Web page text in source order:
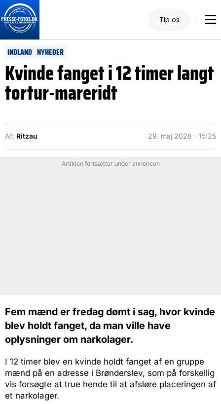
Tip os
INDLAND NYHEDER
Kvinde fanget i 12 timer langt
tortur-mareridt
Af: Ritzau 29. maj 2026 - 15:25
Artiklen fortsætter under annoncen
Fem mænd er fredag dømt i sag, hvor kvinde
blev holdt fanget, da man ville have
oplysninger om narkolager.
I 12 timer blev en kvinde holdt fanget af en gruppe
mænd på en adresse i Brønderslev, som på forskellig
vis forsøgte at true hende til at afsløre placeringen af
et narkolager.